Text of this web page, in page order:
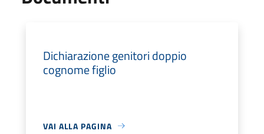
Dichiarazione genitori doppio
cognome figlio
VAI ALLA PAGINA